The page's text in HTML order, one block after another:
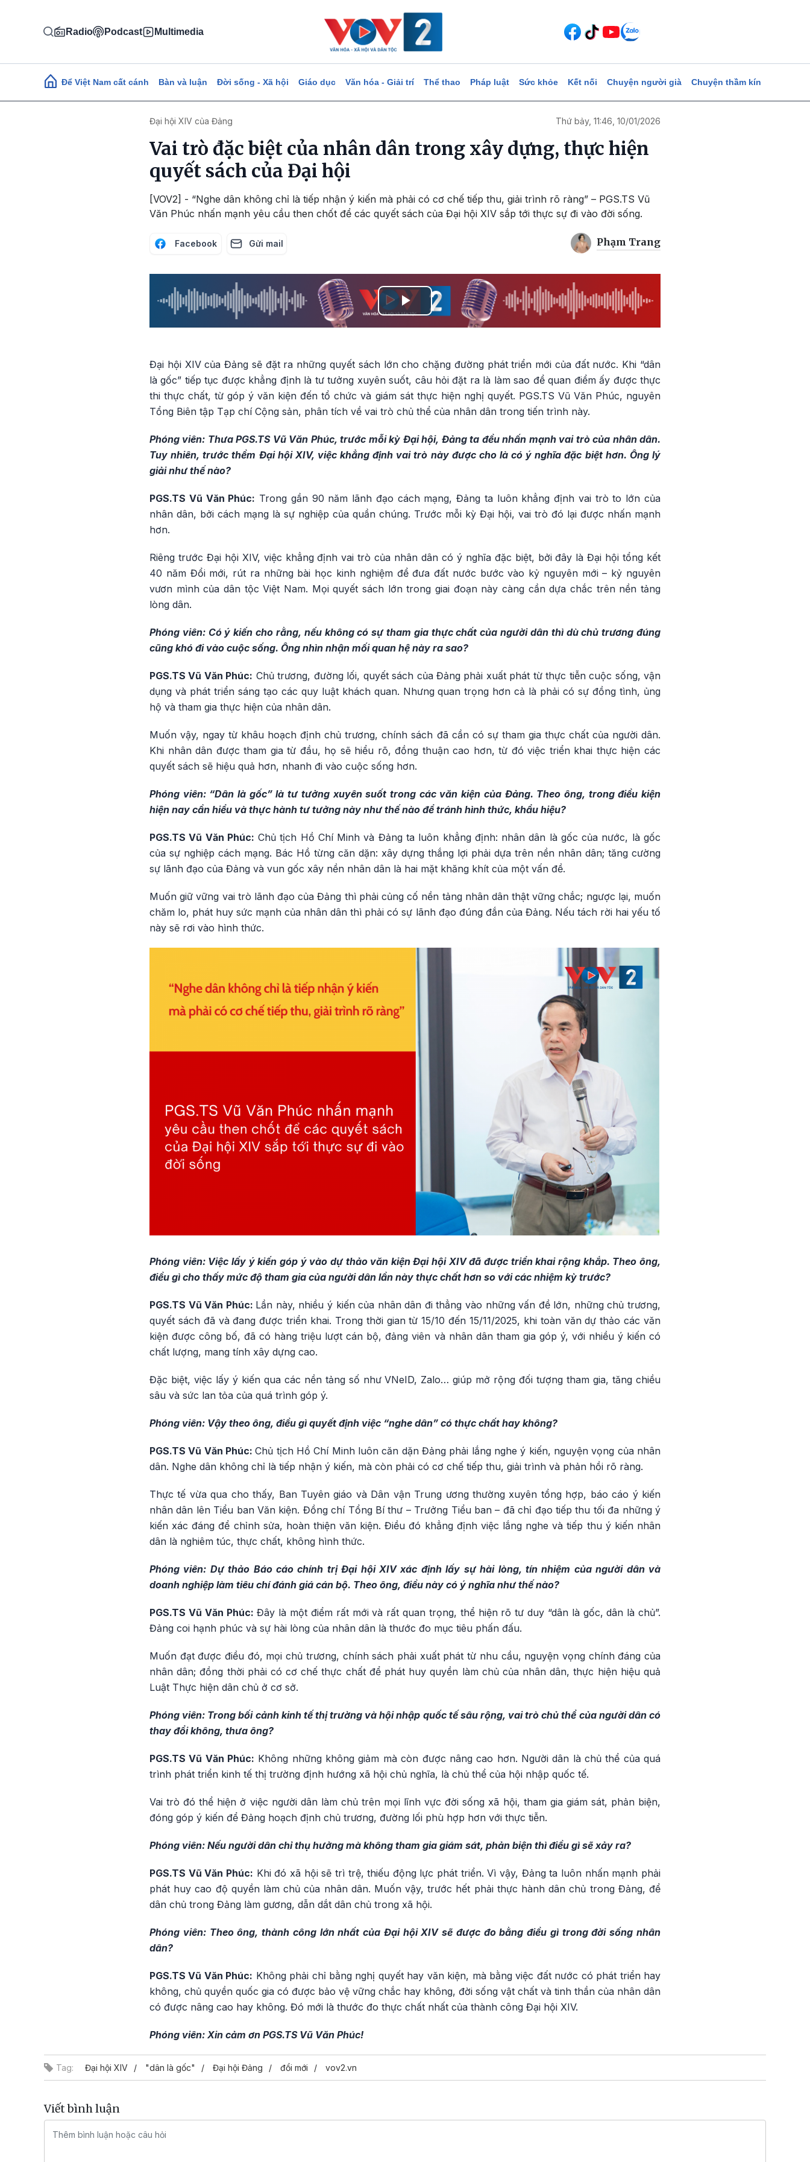
Radio Podcast Multimedia
Main navigation
Để Việt Nam cất cánh Bàn và luận Đời sống - Xã hội Giáo dục Văn hóa - Giải trí Thể thao Pháp luật Sức khỏe Kết nối Chuyện người già Chuyện thầm kín
Đại hội XIV của Đảng Thứ bảy, 11:46, 10/01/2026
Vai trò đặc biệt của nhân dân trong xây dựng, thực hiện
quyết sách của Đại hội
[VOV2] - “Nghe dân không chỉ là tiếp nhận ý kiến mà phải có cơ chế tiếp thu, giải trình rõ ràng” – PGS.TS Vũ
Văn Phúc nhấn mạnh yêu cầu then chốt để các quyết sách của Đại hội XIV sắp tới thực sự đi vào đời sống.
Facebook Gửi mail Phạm Trang
Play
Đại hội XIV của Đảng sẽ đặt ra những quyết sách lớn cho chặng đường phát triển mới của đất nước. Khi “dân
là gốc” tiếp tục được khẳng định là tư tưởng xuyên suốt, câu hỏi đặt ra là làm sao để quan điểm ấy được thực
thi thực chất, từ góp ý văn kiện đến tổ chức và giám sát thực hiện nghị quyết. PGS.TS Vũ Văn Phúc, nguyên
Tổng Biên tập Tạp chí Cộng sản, phân tích về vai trò chủ thể của nhân dân trong tiến trình này.
Phóng viên: Thưa PGS.TS Vũ Văn Phúc, trước mỗi kỳ Đại hội, Đảng ta đều nhấn mạnh vai trò của nhân dân.
Tuy nhiên, trước thềm Đại hội XIV, việc khẳng định vai trò này được cho là có ý nghĩa đặc biệt hơn. Ông lý
giải như thế nào?
PGS.TS Vũ Văn Phúc: Trong gần 90 năm lãnh đạo cách mạng, Đảng ta luôn khẳng định vai trò to lớn của
nhân dân, bởi cách mạng là sự nghiệp của quần chúng. Trước mỗi kỳ Đại hội, vai trò đó lại được nhấn mạnh
hơn.
Riêng trước Đại hội XIV, việc khẳng định vai trò của nhân dân có ý nghĩa đặc biệt, bởi đây là Đại hội tổng kết
40 năm Đổi mới, rút ra những bài học kinh nghiệm để đưa đất nước bước vào kỷ nguyên mới – kỷ nguyên
vươn mình của dân tộc Việt Nam. Mọi quyết sách lớn trong giai đoạn này càng cần dựa chắc trên nền tảng
lòng dân.
Phóng viên: Có ý kiến cho rằng, nếu không có sự tham gia thực chất của người dân thì dù chủ trương đúng
cũng khó đi vào cuộc sống. Ông nhìn nhận mối quan hệ này ra sao?
PGS.TS Vũ Văn Phúc: Chủ trương, đường lối, quyết sách của Đảng phải xuất phát từ thực tiễn cuộc sống, vận
dụng và phát triển sáng tạo các quy luật khách quan. Nhưng quan trọng hơn cả là phải có sự đồng tình, ủng
hộ và tham gia thực hiện của nhân dân.
Muốn vậy, ngay từ khâu hoạch định chủ trương, chính sách đã cần có sự tham gia thực chất của người dân.
Khi nhân dân được tham gia từ đầu, họ sẽ hiểu rõ, đồng thuận cao hơn, từ đó việc triển khai thực hiện các
quyết sách sẽ hiệu quả hơn, nhanh đi vào cuộc sống hơn.
Phóng viên: “Dân là gốc” là tư tưởng xuyên suốt trong các văn kiện của Đảng. Theo ông, trong điều kiện
hiện nay cần hiểu và thực hành tư tưởng này như thế nào để tránh hình thức, khẩu hiệu?
PGS.TS Vũ Văn Phúc: Chủ tịch Hồ Chí Minh và Đảng ta luôn khẳng định: nhân dân là gốc của nước, là gốc
của sự nghiệp cách mạng. Bác Hồ từng căn dặn: xây dựng thắng lợi phải dựa trên nền nhân dân; tăng cường
sự lãnh đạo của Đảng và vun gốc xây nền nhân dân là hai mặt khăng khít của một vấn đề.
Muốn giữ vững vai trò lãnh đạo của Đảng thì phải củng cố nền tảng nhân dân thật vững chắc; ngược lại, muốn
chăm lo, phát huy sức mạnh của nhân dân thì phải có sự lãnh đạo đúng đắn của Đảng. Nếu tách rời hai yếu tố
này sẽ rơi vào hình thức.
Phóng viên: Việc lấy ý kiến góp ý vào dự thảo văn kiện Đại hội XIV đã được triển khai rộng khắp. Theo ông,
điều gì cho thấy mức độ tham gia của người dân lần này thực chất hơn so với các nhiệm kỳ trước?
PGS.TS Vũ Văn Phúc: Lần này, nhiều ý kiến của nhân dân đi thẳng vào những vấn đề lớn, những chủ trương,
quyết sách đã và đang được triển khai. Trong thời gian từ 15/10 đến 15/11/2025, khi toàn văn dự thảo các văn
kiện được công bố, đã có hàng triệu lượt cán bộ, đảng viên và nhân dân tham gia góp ý, với nhiều ý kiến có
chất lượng, mang tính xây dựng cao.
Đặc biệt, việc lấy ý kiến qua các nền tảng số như VNeID, Zalo… giúp mở rộng đối tượng tham gia, tăng chiều
sâu và sức lan tỏa của quá trình góp ý.
Phóng viên: Vậy theo ông, điều gì quyết định việc “nghe dân” có thực chất hay không?
PGS.TS Vũ Văn Phúc:Chủ tịch Hồ Chí Minh luôn căn dặn Đảng phải lắng nghe ý kiến, nguyện vọng của nhân
dân. Nghe dân không chỉ là tiếp nhận ý kiến, mà còn phải có cơ chế tiếp thu, giải trình và phản hồi rõ ràng.
Thực tế vừa qua cho thấy, Ban Tuyên giáo và Dân vận Trung ương thường xuyên tổng hợp, báo cáo ý kiến
nhân dân lên Tiểu ban Văn kiện. Đồng chí Tổng Bí thư – Trưởng Tiểu ban – đã chỉ đạo tiếp thu tối đa những ý
kiến xác đáng để chỉnh sửa, hoàn thiện văn kiện. Điều đó khẳng định việc lắng nghe và tiếp thu ý kiến nhân
dân là nghiêm túc, thực chất, không hình thức.
Phóng viên: Dự thảo Báo cáo chính trị Đại hội XIV xác định lấy sự hài lòng, tín nhiệm của người dân và
doanh nghiệp làm tiêu chí đánh giá cán bộ. Theo ông, điều này có ý nghĩa như thế nào?
PGS.TS Vũ Văn Phúc: Đây là một điểm rất mới và rất quan trọng, thể hiện rõ tư duy “dân là gốc, dân là chủ”.
Đảng coi hạnh phúc và sự hài lòng của nhân dân là thước đo mục tiêu phấn đấu.
Muốn đạt được điều đó, mọi chủ trương, chính sách phải xuất phát từ nhu cầu, nguyện vọng chính đáng của
nhân dân; đồng thời phải có cơ chế thực chất để phát huy quyền làm chủ của nhân dân, thực hiện hiệu quả
Luật Thực hiện dân chủ ở cơ sở.
Phóng viên: Trong bối cảnh kinh tế thị trường và hội nhập quốc tế sâu rộng, vai trò chủ thể của người dân có
thay đổi không, thưa ông?
PGS.TS Vũ Văn Phúc: Không những không giảm mà còn được nâng cao hơn. Người dân là chủ thể của quá
trình phát triển kinh tế thị trường định hướng xã hội chủ nghĩa, là chủ thể của hội nhập quốc tế.
Vai trò đó thể hiện ở việc người dân làm chủ trên mọi lĩnh vực đời sống xã hội, tham gia giám sát, phản biện,
đóng góp ý kiến để Đảng hoạch định chủ trương, đường lối phù hợp hơn với thực tiễn.
Phóng viên: Nếu người dân chỉ thụ hưởng mà không tham gia giám sát, phản biện thì điều gì sẽ xảy ra?
PGS.TS Vũ Văn Phúc: Khi đó xã hội sẽ trì trệ, thiếu động lực phát triển. Vì vậy, Đảng ta luôn nhấn mạnh phải
phát huy cao độ quyền làm chủ của nhân dân. Muốn vậy, trước hết phải thực hành dân chủ trong Đảng, để
dân chủ trong Đảng làm gương, dẫn dắt dân chủ trong xã hội.
Phóng viên: Theo ông, thành công lớn nhất của Đại hội XIV sẽ được đo bằng điều gì trong đời sống nhân
dân?
PGS.TS Vũ Văn Phúc: Không phải chỉ bằng nghị quyết hay văn kiện, mà bằng việc đất nước có phát triển hay
không, chủ quyền quốc gia có được bảo vệ vững chắc hay không, đời sống vật chất và tinh thần của nhân dân
có được nâng cao hay không. Đó mới là thước đo thực chất nhất của thành công Đại hội XIV.
Phóng viên: Xin cảm ơn PGS.TS Vũ Văn Phúc!
Tag: Đại hội XIV "dân là gốc" Đại hội Đảng đổi mới vov2.vn
Viết bình luận